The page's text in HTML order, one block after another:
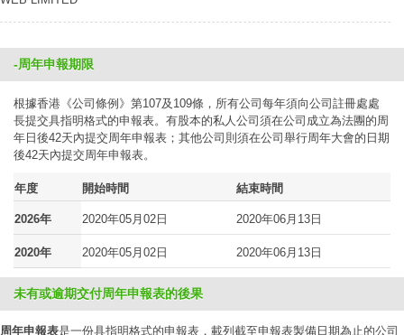
-周年申報期限
根據香港《公司條例》第107及109條，所有公司每年須向公司註冊處處
長提交具指明格式的申報表。有股本的私人公司須在公司成立為法團的周
年日後42天內提交周年申報表；其他公司則須在公司舉行周年大會的日期
後42天內提交周年申報表。
年度 開始時間 結束時間
2026年 2020年05月02日 2020年06月13日
2020年 2020年05月02日 2020年06月13日
未有或逾期交付周年申報表的後果
周年申報表是一份具指明格式的申報表，載列截至申報表製備日期為止的公司